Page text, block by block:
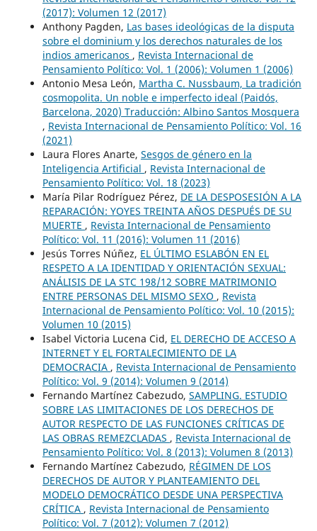
(2017): Volumen 12 (2017)
Anthony Pagden, Las bases ideológicas de la disputa
sobre el dominium y los derechos naturales de los
indios americanos , Revista Internacional de
Pensamiento Político: Vol. 1 (2006): Volumen 1 (2006)
Antonio Mesa León, Martha C. Nussbaum, La tradición
cosmopolita. Un noble e imperfecto ideal (Paidós,
Barcelona, 2020) Traducción: Albino Santos Mosquera
, Revista Internacional de Pensamiento Político: Vol. 16
(2021)
Laura Flores Anarte, Sesgos de género en la
Inteligencia Artificial , Revista Internacional de
Pensamiento Político: Vol. 18 (2023)
María Pilar Rodríguez Pérez, DE LA DESPOSESIÓN A LA
REPARACIÓN: YOYES TREINTA AÑOS DESPUÉS DE SU
MUERTE , Revista Internacional de Pensamiento
Político: Vol. 11 (2016): Volumen 11 (2016)
Jesús Torres Núñez, EL ÚLTIMO ESLABÓN EN EL
RESPETO A LA IDENTIDAD Y ORIENTACIÓN SEXUAL:
ANÁLISIS DE LA STC 198/12 SOBRE MATRIMONIO
ENTRE PERSONAS DEL MISMO SEXO , Revista
Internacional de Pensamiento Político: Vol. 10 (2015):
Volumen 10 (2015)
Isabel Victoria Lucena Cid, EL DERECHO DE ACCESO A
INTERNET Y EL FORTALECIMIENTO DE LA
DEMOCRACIA , Revista Internacional de Pensamiento
Político: Vol. 9 (2014): Volumen 9 (2014)
Fernando Martínez Cabezudo, SAMPLING. ESTUDIO
SOBRE LAS LIMITACIONES DE LOS DERECHOS DE
AUTOR RESPECTO DE LAS FUNCIONES CRÍTICAS DE
LAS OBRAS REMEZCLADAS , Revista Internacional de
Pensamiento Político: Vol. 8 (2013): Volumen 8 (2013)
Fernando Martínez Cabezudo, RÉGIMEN DE LOS
DERECHOS DE AUTOR Y PLANTEAMIENTO DEL
MODELO DEMOCRÁTICO DESDE UNA PERSPECTIVA
CRÍTICA , Revista Internacional de Pensamiento
Político: Vol. 7 (2012): Volumen 7 (2012)